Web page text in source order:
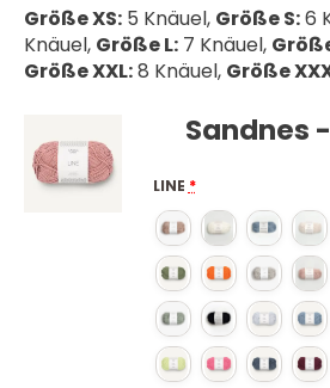
Größe XS: 5 Knäuel, Größe S:6
Knäuel, Größe L: 7 Knäuel,
Größe XXL:8 Knäuel, Größe
Sandnes
LINE *